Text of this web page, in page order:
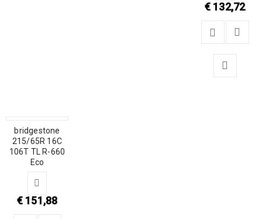
€132,72
bridgestone
215/65R 16C
106T TL R-660
Eco
€151,88